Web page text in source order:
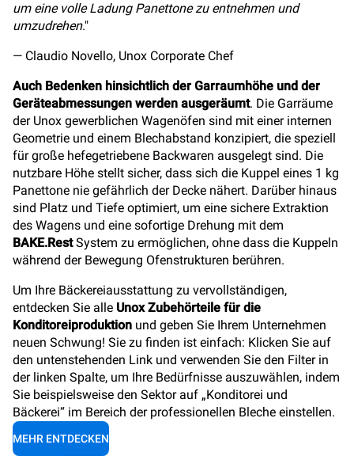
um eine volle Ladung Panettone zu entnehmen und
umzudrehen."
— Claudio Novello, Unox Corporate Chef
Auch Bedenken hinsichtlich der Garraumhöhe und der
Geräteabmessungen werden ausgeräumt. Die Garräume
der Unox gewerblichen Wagenöfen sind mit einer internen
Geometrie und einem Blechabstand konzipiert, die speziell
für große hefegetriebene Backwaren ausgelegt sind. Die
nutzbare Höhe stellt sicher, dass sich die Kuppel eines 1 kg
Panettone nie gefährlich der Decke nähert. Darüber hinaus
sind Platz und Tiefe optimiert, um eine sichere Extraktion
des Wagens und eine sofortige Drehung mit dem
BAKE.RestSystem zu ermöglichen, ohne dass die Kuppeln
während der Bewegung Ofenstrukturen berühren.
Um Ihre Bäckereiausstattung zu vervollständigen,
entdecken Sie alle Unox Zubehörteile für die
Konditoreiproduktion und geben Sie Ihrem Unternehmen
neuen Schwung! Sie zu finden ist einfach: Klicken Sie auf
den untenstehenden Link und verwenden Sie den Filter in
der linken Spalte, um Ihre Bedürfnisse auszuwählen, indem
Sie beispielsweise den Sektor auf „Konditorei und
Bäckerei“ im Bereich der professionellen Bleche einstellen.
MEHR ENTDECKEN